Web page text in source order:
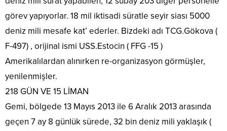
görev yapıyorlar. 18 mil iktisadi süratle seyir siası 5000
deniz mili mesafe kat’ ederler. Bizdeki adı TCG.Gökova (
F-497) , orijinal ismi USS.Estocin ( FFG -15 )
Amerikalılardan alınırken re-organizasyon görmüşler,
yenilenmişler.
218 GÜN VE 15 LİMAN
Gemi, bölgede 13 Mayıs 2013 ile 6 Aralık 2013 arasında
geçen 7 ay 8 günlük sürede, 32 bin deniz mili yaklaşık (